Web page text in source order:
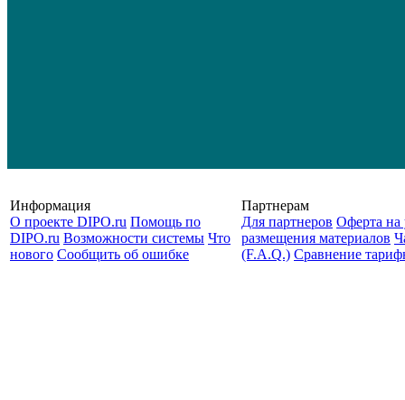
Информация
О проекте DIPO.ru Помощь по
DIPO.ru Возможности системы Что
нового Сообщить об ошибке
Партнерам
Для партнеров Оферта на
размещения материалов
(F.A.Q.) Cравнение